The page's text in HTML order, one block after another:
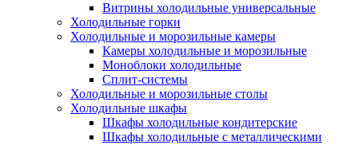
Витрины холодильные универсальные
Холодильные горки
Холодильные и морозильные камеры
Камеры холодильные и морозильные
Моноблоки холодильные
Сплит-системы
Холодильные и морозильные столы
Холодильные шкафы
Шкафы холодильные кондитерские
Шкафы холодильные с металлическими